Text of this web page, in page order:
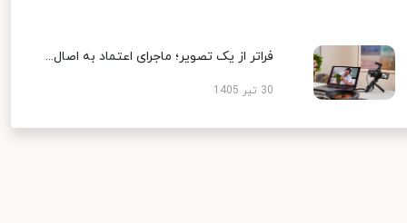
فراتر از یک تصویر؛ ماجرای اعتماد به اصال...
30 تیر 1405